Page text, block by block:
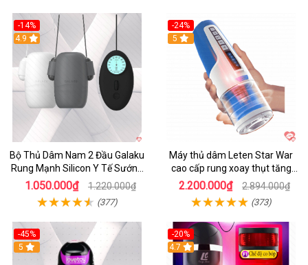
-14%
4.9
Bộ Thủ Dâm Nam 2 Đầu Galaku
Rung Mạnh Silicon Y Tế Sướng
Tột Đỉnh
1.050.000₫ 1.220.000₫
(377)
-24%
5
Máy thủ dâm Leten Star War
cao cấp rung xoay thụt tăng
khoái cảm
2.200.000₫ 2.894.000₫
(373)
-45%
5
-20%
4.7